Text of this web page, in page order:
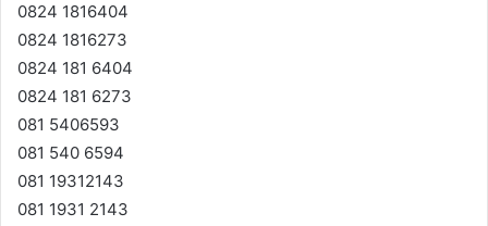
0824 1816404
0824 1816273
0824 181 6404
0824 181 6273
081 5406593
081 540 6594
081 19312143
081 1931 2143